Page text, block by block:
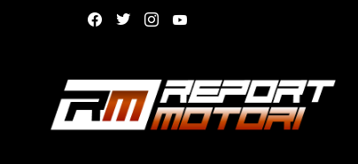
facebooktwitterinstagram